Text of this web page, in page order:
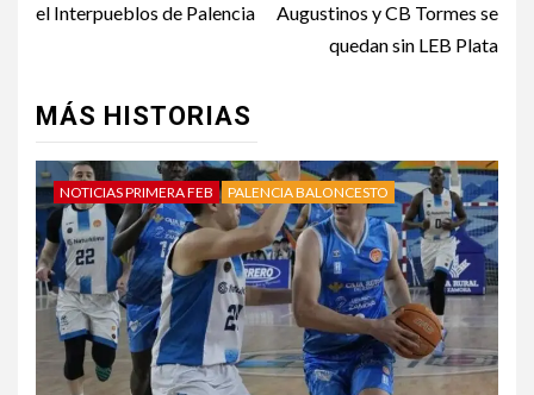
el Interpueblos de Palencia
Augustinos y CB Tormes se
quedan sin LEB Plata
MÁS HISTORIAS
NOTICIAS PRIMERA FEB PALENCIA BALONCESTO